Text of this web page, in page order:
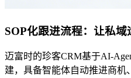
SOP化跟进流程：让私
迈富时的珍客CRM基于AI-
建，具备智能体自动推进商